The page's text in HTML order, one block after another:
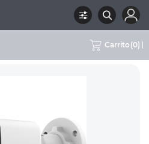
Carrito (0)
HIKVISION